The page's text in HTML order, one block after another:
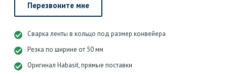
Перезвоните мне
Сварка ленты в кольцо под размер конвейера
Резка по ширине от 50 мм
Оригинал Habasit, прямые поставки